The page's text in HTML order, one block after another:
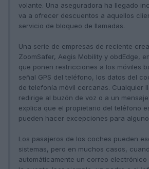
volante. Una aseguradora ha llegado
va a ofrecer descuentos a aquellos
servicio de bloqueo de llamadas.
Una serie de empresas de reciente
ZoomSafer, Aegis Mobility y obdEdge,
que ponen restricciones a los móviles
señal GPS del teléfono, los datos del
de telefonía móvil cercanas. Cualquier
redirige al buzón de voz o a un
explica que el propietario del teléfono
pueden hacer excepciones para
Los pasajeros de los coches pueden
sistemas, pero en muchos casos,
automáticamente un correo electrónico